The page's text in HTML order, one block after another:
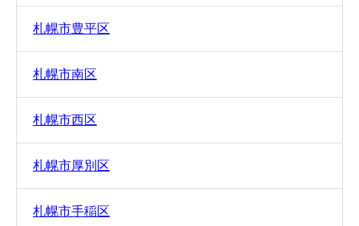
札幌市豊平区
札幌市南区
札幌市西区
札幌市厚別区
札幌市手稲区